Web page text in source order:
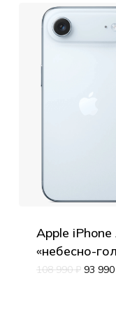
Apple
«небесно-
108 990₽ 93 990